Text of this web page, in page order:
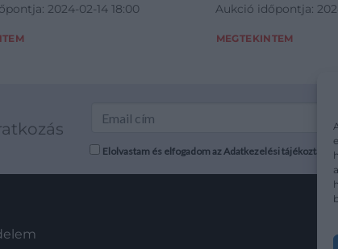
2024-02-14 18:00
Aukció időpontja:
MEGTEKINTEM
Elolvastam és elfogadom az Adatkezelési